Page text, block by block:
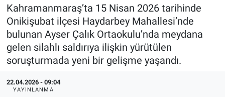
Kahramanmaraş’ta 15 Nisan 2026 tarihinde
Onikişubat ilçesi Haydarbey Mahallesi’nde
bulunan Ayser Çalık Ortaokulu’nda meydana
gelen silahlı saldırıya ilişkin yürütülen
soruşturmada yeni bir gelişme yaşandı.
22.04.2026 - 09:04
YAYINLANMA
Spor
Kültür Sanat
Tüm Manşetler
Son Dakika Haberleri